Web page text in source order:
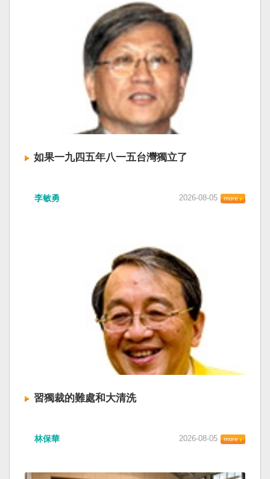
如果一九四五年八一五台灣獨立了
李敏勇 2026-08-05
習獨裁的難處和大清洗
林保華 2026-08-05